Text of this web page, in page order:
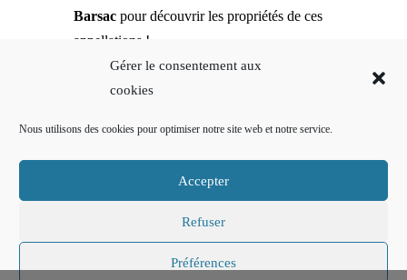
Gérer le consentement aux
cookies
Nous utilisons des cookies pour optimiser notre site web et notre service.
Accepter
Refuser
Préférences
Barsacpour découvrir les propriétés de ces
appellations !
Amélie Nollet